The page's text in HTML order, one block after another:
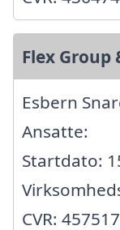
Flex Group
Esbern
Ansatte:
Startdato:
CVR: